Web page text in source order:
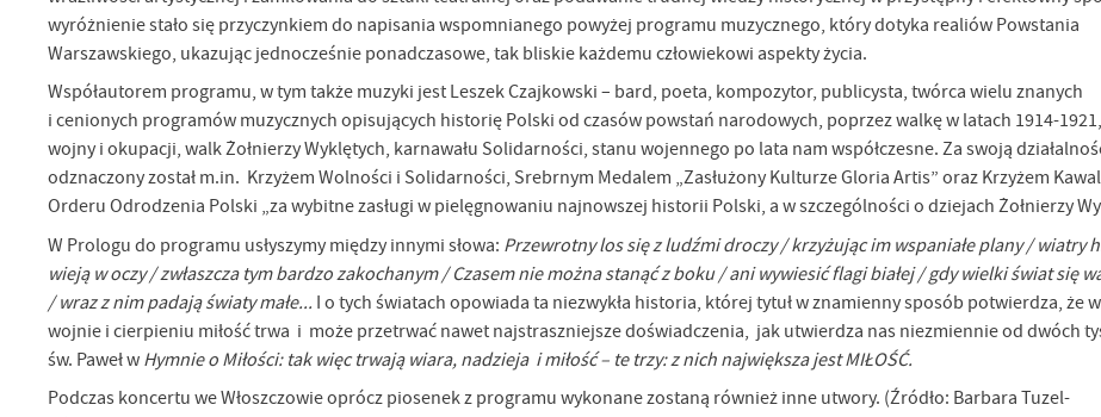
wyróżnienie stało się przyczynkiem do napisania wspomnianego powyżej programu muzycznego, który dotyka realiów Powstania
Warszawskiego, ukazując jednocześnie ponadczasowe, tak bliskie każdemu człowiekowi aspekty życia.
Współautorem programu, w tym także muzyki jest Leszek Czajkowski – bard, poeta, kompozytor, publicysta, twórca wielu znanych
i cenionych programów muzycznych opisujących historię Polski od czasów powstań narodowych, poprzez walkę w latach 1914-
wojny i okupacji, walk Żołnierzy Wyklętych, karnawału Solidarności, stanu wojennego po lata nam współczesne. Za swoją
odznaczony został m.in. Krzyżem Wolności i Solidarności, Srebrnym Medalem „Zasłużony Kulturze Gloria Artis” oraz Krzyżem
Orderu Odrodzenia Polski „za wybitne zasługi w pielęgnowaniu najnowszej historii Polski, a w szczególności o dziejach Żołnierzy
W Prologu do programu usłyszymy między innymi słowa: Przewrotny los się z ludźmi droczy / krzyżując im wspaniałe plany / wiatry
wieją w oczy / zwłaszcza tym bardzo zakochanym / Czasem nie można stanąć z boku / ani wywiesić flagi białej / gdy wielki świat się
/ wraz z nim padają światy małe... I o tych światach opowiada ta niezwykła historia, której tytuł w znamienny sposób potwierdza, że
wojnie i cierpieniu miłość trwa i może przetrwać nawet najstraszniejsze doświadczenia, jak utwierdza nas niezmiennie od dwóch
św. Paweł w Hymnie o Miłości: tak więc trwają wiara, nadzieja i miłość – te trzy: z nich największa jest MIŁOŚĆ.
Podczas koncertu we Włoszczowie oprócz piosenek z programu wykonane zostaną również inne utwory. (Źródło: Barbara Tuzel-
Ustawienia
wszystkie. W dowolnym momencie możesz dokonać zmiany swoich ustawień.